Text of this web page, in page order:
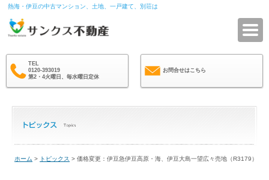
熱海・伊豆の中古マンション、土地、一戸建て、別荘は
TEL
0120-393019
第2・4火曜日、毎水曜日定休
お問合せはこちら
ホーム > トピックス > 価格変更：伊豆急伊豆高原・海、伊豆大島一望広々売地（R3179）